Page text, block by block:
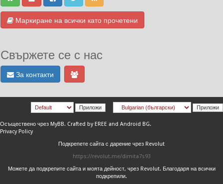
Маркиране на всички като прочетени
Свържете се с нас
За контакти
Осъществено чрез MyBB. Crafted by EREE and Android BG.
Privacy Policy
Подкрепете сайта с дарение чрез Revolut
https://revolut.me/dimita7s93
Можете да подкрепите сайта и моята дейност, чрез Revolut. Благодаря на всички
подкрепили.